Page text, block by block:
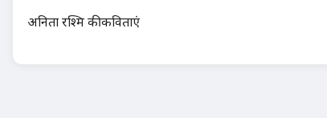
अनिता रश्मि की कविताएं